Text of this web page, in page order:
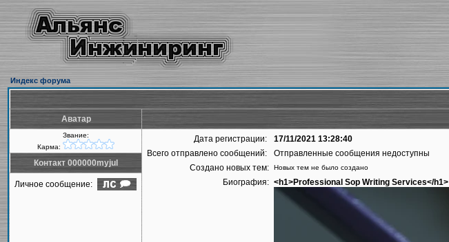
Индекс форума
Аватар
Звание:
Карма:
Дата регистрации:
17/11/2021 13:28:40
Всего отправлено сообщений:
Отправленные сообщения недоступны
Создано новых тем:
Новых тем не было создано
Биография: <h1>Professional Sop Writing Services</h1>
Контакт 000000myjul
Личное сообщение: